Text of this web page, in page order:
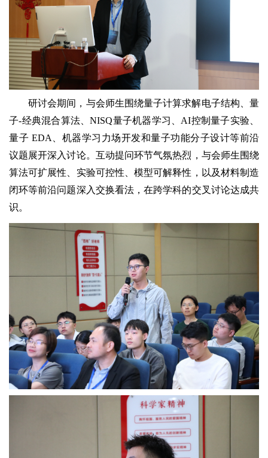
研讨会期间，与会师生围绕量子计算求解电子结构、量
子-经典混合算法、NISQ量子机器学习、AI控制量子实验、
量子 EDA、机器学习力场开发和量子功能分子设计等前沿
议题展开深入讨论。互动提问环节气氛热烈，与会师生围绕
算法可扩展性、实验可控性、模型可解释性，以及材料制造
闭环等前沿问题深入交换看法，在跨学科的交叉讨论达成共
识。